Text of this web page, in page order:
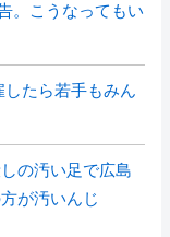
。こうなってもい
したら若手もみん
の汚い足で広島
が汚いんじ